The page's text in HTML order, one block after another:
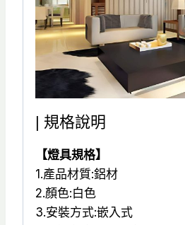
| 規格說明
【燈具規格】
1.產品材質:鋁材
2.顏色:白色
3.安裝方式:嵌入式